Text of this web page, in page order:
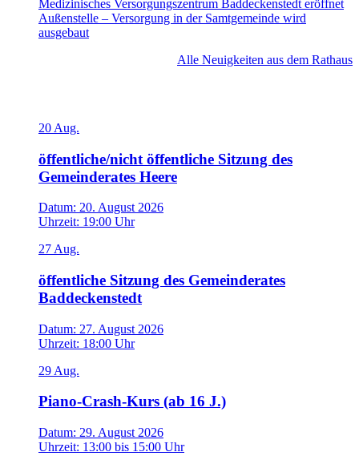
Medizinisches Versorgungszentrum Baddeckenstedt eröffnet
Außenstelle – Versorgung in der Samtgemeinde wird
ausgebaut
Alle Neuigkeiten aus dem Rathaus
20 Aug.
öffentliche/nicht öffentliche Sitzung des
Gemeinderates Heere
Datum: 20. August 2026
Uhrzeit: 19:00 Uhr
27 Aug.
öffentliche Sitzung des Gemeinderates
Baddeckenstedt
Datum: 27. August 2026
Uhrzeit: 18:00 Uhr
29 Aug.
Piano-Crash-Kurs (ab 16 J.)
Datum: 29. August 2026
Uhrzeit: 13:00 bis 15:00 Uhr